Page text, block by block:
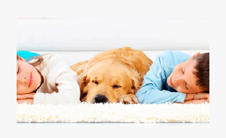
En general los niños y niñas, alrededor de
urinario, saben iniciarlo, interrumpirlo e
incluso consiguen aguantar la orina por
algún espacio de tiempo. Para las niñas
se hace más corto el proceso ya que su
maduración es más precoz.